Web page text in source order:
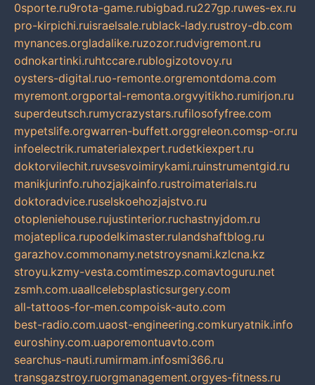
0sporte.ru9rota-game.rubigbad.ru227gp.ruwes-ex.ru
pro-kirpichi.ruisraelsale.rublack-lady.rustroy-db.com
mynances.orgladalike.ruzozor.rudvigremont.ru
odnokartinki.ruhtccare.rublogizotovoy.ru
oysters-digital.ruo-remonte.orgremontdoma.com
myremont.orgportal-remonta.orgvyitikho.rumirjon.ru
superdeutsch.rumycrazystars.rufilosofyfree.com
mypetslife.orgwarren-buffett.orggreleon.comsp-or.ru
infoelectrik.rumaterialexpert.rudetkiexpert.ru
doktorvilechit.ruvsesvoimirykami.ruinstrumentgid.ru
manikjurinfo.ruhozjajkainfo.rustroimaterials.ru
doktoradvice.ruselskoehozjajstvo.ru
otopleniehouse.rujustinterior.ruchastnyjdom.ru
mojateplica.rupodelkimaster.rulandshaftblog.ru
garazhov.commonamy.netstroysnami.kzlcna.kz
stroyu.kzmy-vesta.comtimeszp.comavtoguru.net
zsmh.com.uaallcelebsplasticsurgery.com
all-tattoos-for-men.compoisk-auto.com
best-radio.com.uaost-engineering.comkuryatnik.info
euroshiny.com.uaporemontuavto.com
searchus-nauti.rumirmam.infosmi366.ru
transgazstroy.ruorgmanagement.orgyes-fitness.ru